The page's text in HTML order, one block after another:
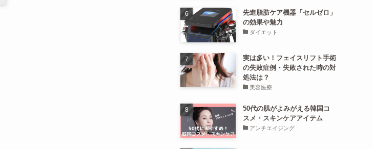
先進脂肪ケア機器「セルゼロ」
の効果や魅力
ダイエット
実は多い！フェイスリフト手術
の失敗症例・失敗された時の対
処法は？
美容医療
50代の肌がよみがえる韓国コ
スメ・スキンケアアイテム
アンチエイジング